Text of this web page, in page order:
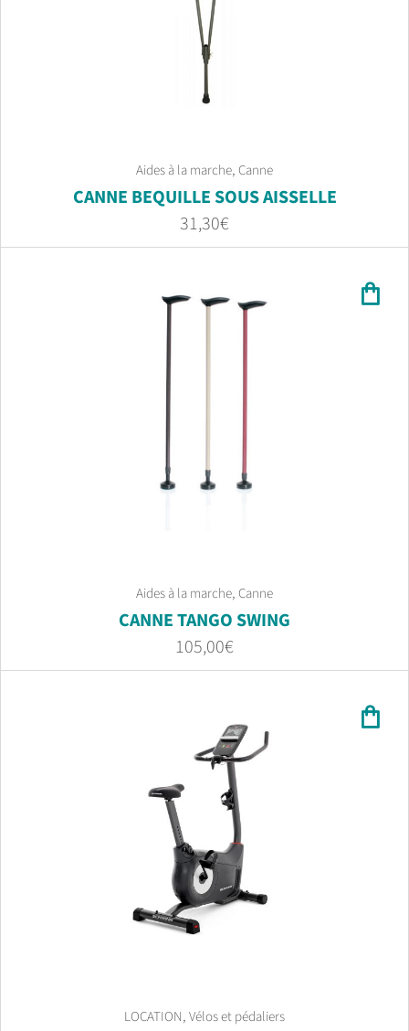
Aides à la marche, Canne
CANNE BEQUILLE SOUS AISSELLE
31,30€
Aides à la marche, Canne
CANNE TANGO SWING
105,00€
LOCATION, Vélos et pédaliers